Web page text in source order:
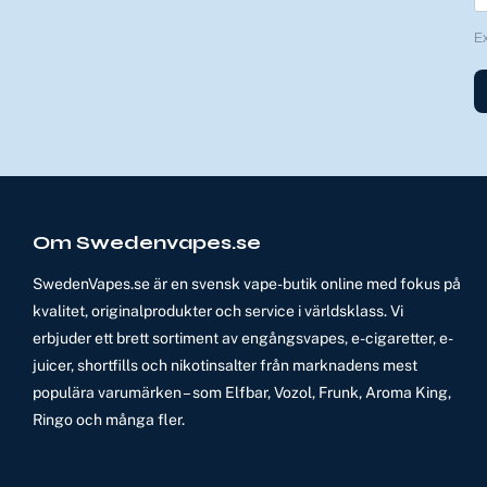
Om Swedenvapes.se
SwedenVapes.se är en svensk vape-butik online med fokus på
kvalitet, originalprodukter och service i världsklass. Vi
erbjuder ett brett sortiment av engångsvapes, e-cigaretter, e-
juicer, shortfills och nikotinsalter från marknadens mest
populära varumärken – som Elfbar, Vozol, Frunk, Aroma King,
Ringo och många fler.